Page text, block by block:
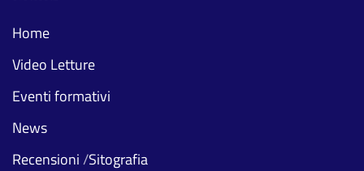
Home
Video Letture
Eventi formativi
News
Recensioni/Sitografia